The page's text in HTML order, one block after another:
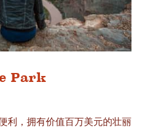
Park
利，拥有价值百万美元的壮丽